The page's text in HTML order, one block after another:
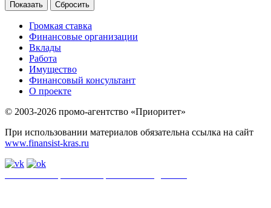
Громкая ставка
Финансовые организации
Вклады
Работа
Имущество
Финансовый консультант
О проекте
© 2003-2026 промо-агентство «Приоритет»
При использовании материалов обязательна ссылка на сайт
www.finansist-kras.ru